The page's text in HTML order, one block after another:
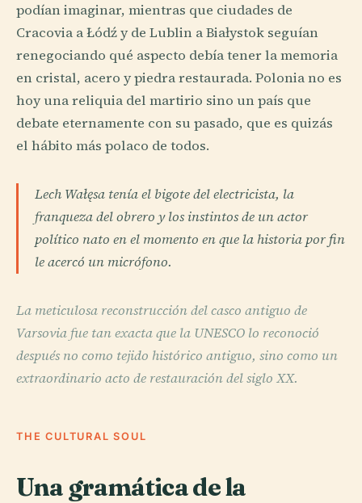
podían imaginar, mientras que ciudades de
Cracovia a Łódź y de Lublin a Białystok seguían
renegociando qué aspecto debía tener la memoria
en cristal, acero y piedra restaurada. Polonia no es
hoy una reliquia del martirio sino un país que
debate eternamente con su pasado, que es quizás
el hábito más polaco de todos.
Lech Wałęsa tenía el bigote del electricista, la
franqueza del obrero y los instintos de un actor
político nato en el momento en que la historia por fin
le acercó un micrófono.
La meticulosa reconstrucción del casco antiguo de
Varsovia fue tan exacta que la UNESCO lo reconoció
después no como tejido histórico antiguo, sino como un
extraordinario acto de restauración del siglo XX.
THE CULTURAL SOUL
Una gramática de la